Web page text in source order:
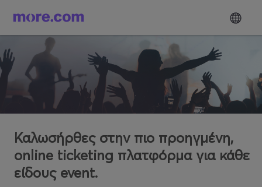
Καλωσήρθες στην πιο προηγμένη,
online ticketing πλατφόρμα για κάθε
είδους event.